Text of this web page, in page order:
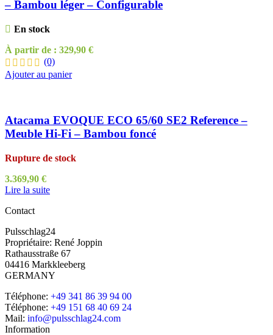
– Bambou léger – Configurable
En stock
À partir de : 329,90 €
(0)
Ajouter au panier
Atacama EVOQUE ECO 65/60 SE2 Reference –
Meuble Hi-Fi – Bambou foncé
Rupture de stock
3.369,90 €
Lire la suite
Contact
Pulsschlag24
Propriétaire: René Joppin
Rathausstraße 67
04416 Markkleeberg
GERMANY
Téléphone: +49 341 86 39 94 00
Téléphone: +49 151 68 40 69 24
Mail: info@pulsschlag24.com
Information